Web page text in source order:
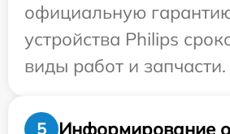
официальную
устройства Philips
виды работ и запчасти.
5
Информирование о